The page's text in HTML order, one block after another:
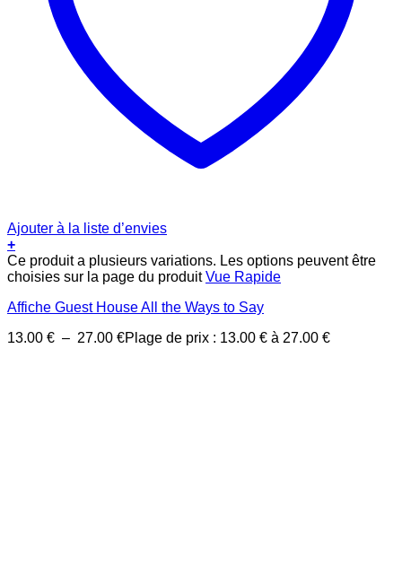
Ajouter à la liste d’envies
+
Ce produit a plusieurs variations. Les options peuvent être
choisies sur la page du produitVue Rapide
Affiche Guest House All the Ways to Say
13.00 € – 27.00 €Plage de prix : 13.00 € à 27.00 €